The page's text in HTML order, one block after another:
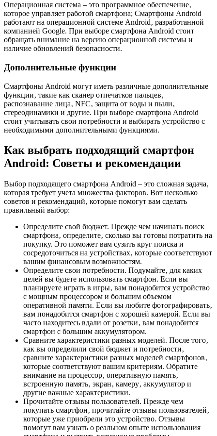
Операционная система – это программное обеспечение‚
которое управляет работой смартфона; Смартфоны Android
работают на операционной системе Android‚ разработанной
компанией Google. При выборе смартфона Android стоит
обращать внимание на версию операционной системы и
наличие обновлений безопасности.
Дополнительные функции
Смартфоны Android могут иметь различные дополнительные
функции‚ такие как сканер отпечатков пальцев‚
распознавание лица‚ NFC‚ защита от воды и пыли‚
стереодинамики и другие. При выборе смартфона Android
стоит учитывать свои потребности и выбирать устройство с
необходимыми дополнительными функциями.
Как выбрать подходящий смартфон
Android: Советы и рекомендации
Выбор подходящего смартфона Android – это сложная задача‚
которая требует учета множества факторов. Вот несколько
советов и рекомендаций‚ которые помогут вам сделать
правильный выбор:
Определите свой бюджет. Прежде чем начинать поиск
смартфона‚ определите‚ сколько вы готовы потратить на
покупку. Это поможет вам сузить круг поиска и
сосредоточиться на устройствах‚ которые соответствуют
вашим финансовым возможностям.
Определите свои потребности. Подумайте‚ для каких
целей вы будете использовать смартфон. Если вы
планируете играть в игры‚ вам понадобится устройство
с мощным процессором и большим объемом
оперативной памяти. Если вы любите фотографировать‚
вам понадобится смартфон с хорошей камерой. Если вы
часто находитесь вдали от розетки‚ вам понадобится
смартфон с большим аккумулятором.
Сравните характеристики разных моделей. После того‚
как вы определили свой бюджет и потребности‚
сравните характеристики разных моделей смартфонов‚
которые соответствуют вашим критериям. Обратите
внимание на процессор‚ оперативную память‚
встроенную память‚ экран‚ камеру‚ аккумулятор и
другие важные характеристики.
Прочитайте отзывы пользователей. Прежде чем
покупать смартфон‚ прочитайте отзывы пользователей‚
которые уже приобрели это устройство. Отзывы
помогут вам узнать о реальном опыте использования